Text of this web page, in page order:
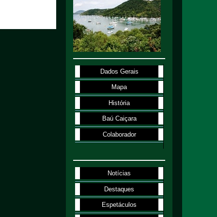
Dados Gerais
Mapa
História
Baú Caiçara
Colaborador
Notícias
Destaques
Espetáculos